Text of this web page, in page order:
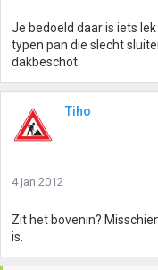
Je bedoeld daar is iets
typen pan die slecht
dakbeschot.
Tiho
4 jan 2012
Zit het bovenin?
is.